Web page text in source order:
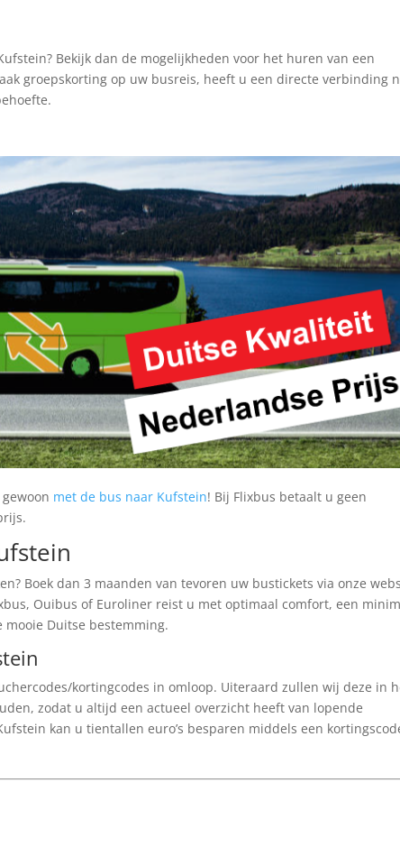
Bekijk dan de mogelijkheden voor het huren van een
groepskorting op uw busreis, heeft u een directe verbinding
met de bus naar Kufstein! Bij Flixbus betaalt u geen
Boek dan 3 maanden van tevoren uw bustickets via onze
Ouibus of Euroliner reist u met optimaal comfort, een
Duitse bestemming.
kortingcodes in omloop. Uiteraard zullen wij deze in
zodat u altijd een actueel overzicht heeft van lopende
kan u tientallen euro’s besparen middels een